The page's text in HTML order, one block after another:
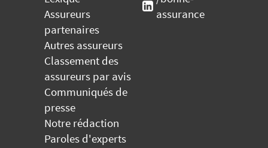
Assureurs
partenaires
Autres assureurs
Classement des
assureurs par avis
Communiqués de
presse
Notre rédaction
Paroles d'experts
assurance